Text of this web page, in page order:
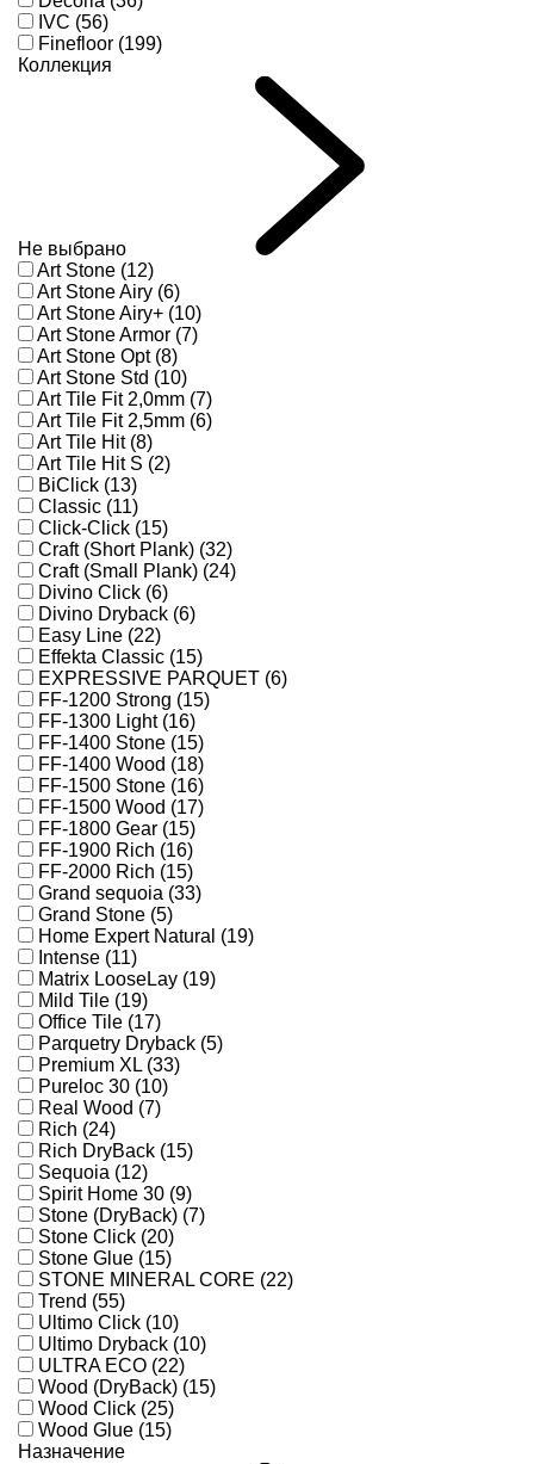
IVC (56)
Finefloor (199)
Коллекция
Не выбрано
Art Stone (12)
Art Stone Airy (6)
Art Stone Airy+ (10)
Art Stone Armor (7)
Art Stone Opt (8)
Art Stone Std (10)
Art Tile Fit 2,0mm (7)
Art Tile Fit 2,5mm (6)
Art Tile Hit (8)
Art Tile Hit S (2)
BiClick (13)
Classic (11)
Click-Click (15)
Craft (Short Plank) (32)
Craft (Small Plank) (24)
Divino Click (6)
Divino Dryback (6)
Easy Line (22)
Effekta Classic (15)
EXPRESSIVE PARQUET (6)
FF-1200 Strong (15)
FF-1300 Light (16)
FF-1400 Stone (15)
FF-1400 Wood (18)
FF-1500 Stone (16)
FF-1500 Wood (17)
FF-1800 Gear (15)
FF-1900 Rich (16)
FF-2000 Rich (15)
Grand sequoia (33)
Grand Stone (5)
Home Expert Natural (19)
Intense (11)
Matrix LooseLay (19)
Mild Tile (19)
Office Tile (17)
Parquetry Dryback (5)
Premium XL (33)
Pureloc 30 (10)
Real Wood (7)
Rich (24)
Rich DryBack (15)
Sequoia (12)
Spirit Home 30 (9)
Stone (DryBack) (7)
Stone Click (20)
Stone Glue (15)
STONE MINERAL CORE (22)
Trend (55)
Ultimo Click (10)
Ultimo Dryback (10)
ULTRA ECO (22)
Wood (DryBack) (15)
Wood Click (25)
Wood Glue (15)
Назначение